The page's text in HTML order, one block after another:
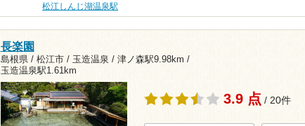
松江しんじ湖温泉駅
長楽園
島根県 / 松江市 / 玉造温泉 / 津ノ森駅9.98km /
玉造温泉駅1.61km
3.9 点 / 20件